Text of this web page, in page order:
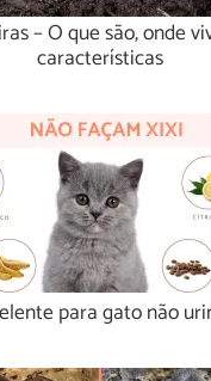
– O que são, onde
características
para gato não